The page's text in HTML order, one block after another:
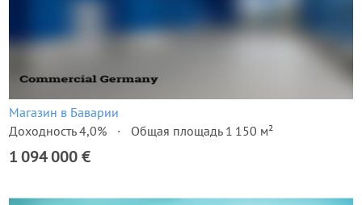
Магазин в Баварии
Доходность 4,0%
Общая площадь 1 150 м²
1 094 000 €